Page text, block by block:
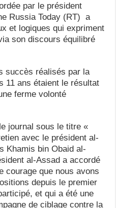
par le président
Russia Today (RT) a
et logiques qui expriment
son discours équilibré
succès réalisés par la
11 ans étaient le résultat
ferme volonté
journal sous le titre «
avec le président al-
Khamis bin Obaid al-
al-Assad a accordé
courage que nous avons
depuis le premier
et qui a été une
de ciblage contre la